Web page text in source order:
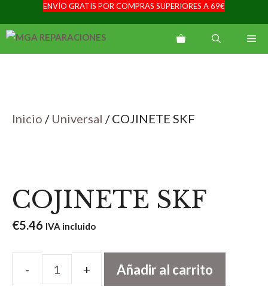
al
ENVÍO GRATIS POR COMPRAS SUPERIORES A 69€
Inicio / Universal / COJINETE SKF
COJINETE SKF
€5.46 IVA incluido
COJINETE
Añadir al carrito